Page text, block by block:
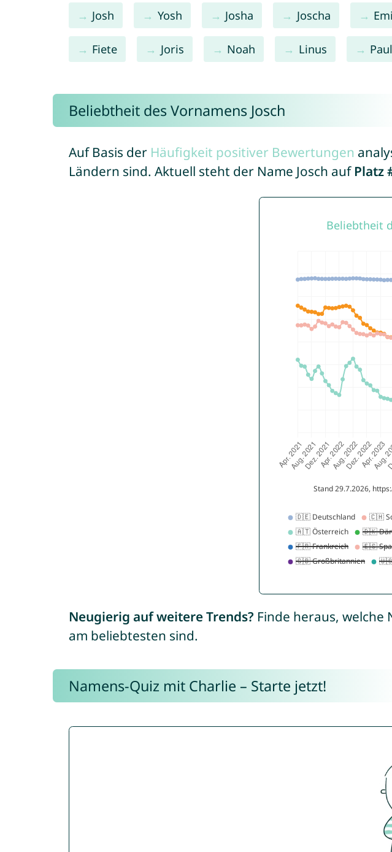
Josh Yosh Josha Joscha
Fiete Joris Noah Linus Paul
Beliebtheit des Vornamens Josch
Auf Basis der Häufigkeit positiver Bewertungen
Ländern sind. Aktuell steht der Name Josch auf Platz
Neugierig auf weitere Trends? Finde heraus, welche
am beliebtesten sind.
Namens-Quiz mit Charlie – Starte jetzt!